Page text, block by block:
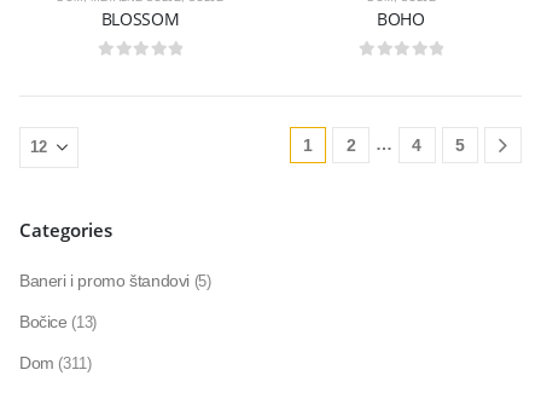
BLOSSOM BOHO
1 2 … 4 5
Categories
Baneri i promo štandovi (5)
Bočice (13)
Dom (311)